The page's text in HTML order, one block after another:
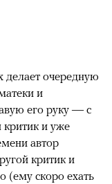
делает очередную
и
его руку — с
и уже
автор
критик и
скоро ехать